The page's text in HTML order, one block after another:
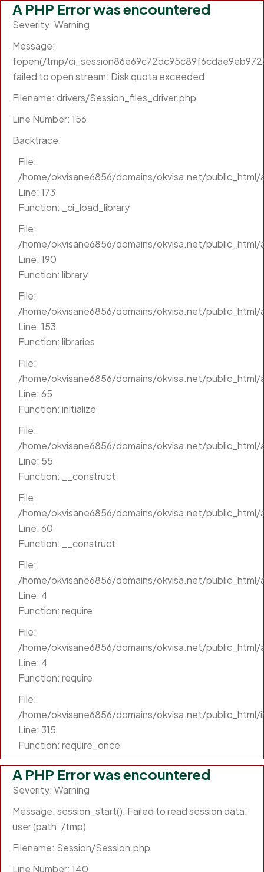
A PHP Error was encountered
Severity: Warning
Message:
fopen(/tmp/
failed to open stream: Disk quota exceeded
Filename: drivers/Session_files_driver.php
Line Number: 156
Backtrace:
File:
/home/okvisane6856/domains/okvisa.net/
Line: 173
Function: _ci_load_library
File:
/home/okvisane6856/domains/okvisa.net/
Line: 190
Function: library
File:
/home/okvisane6856/domains/okvisa.net/
Line: 153
Function: libraries
File:
/home/okvisane6856/domains/okvisa.net/
Line: 65
Function: initialize
File:
/home/okvisane6856/domains/okvisa.net/
Line: 55
Function: __construct
File:
/home/okvisane6856/domains/okvisa.net/
Line: 60
Function: __construct
File:
/home/okvisane6856/domains/okvisa.net/
Line: 4
Function: require
File:
/home/okvisane6856/domains/okvisa.net/
Line: 4
Function: require
File:
/home/okvisane6856/domains/okvisa.net/public_html/
Line: 315
Function: require_once
A PHP Error was encountered
Severity: Warning
Message: session_start(): Failed to read session data:
user (path: /tmp)
Filename: Session/Session.php
Line Number: 140